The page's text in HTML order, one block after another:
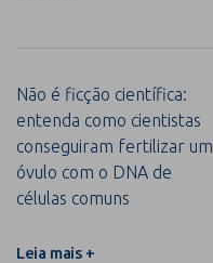
Não é ficção científica:
entenda como cientistas
conseguiram fertilizar um
óvulo com o DNA de
células comuns
Leia mais +